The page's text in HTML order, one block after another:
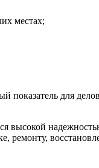
местах;
для
высокой
ремонту,